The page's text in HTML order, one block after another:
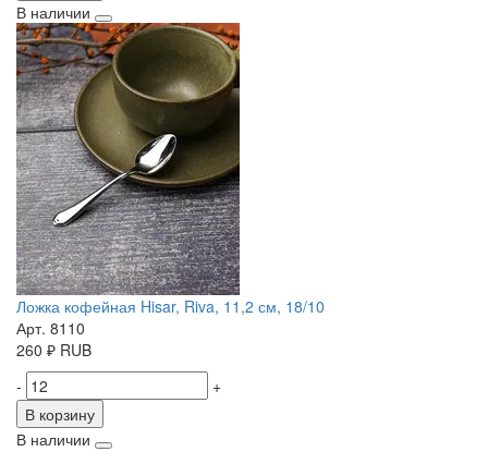
В наличии
Ложка кофейная Hisar, Riva, 11,2 см, 18/10
Арт. 8110
260 ₽ RUB
-
+
В корзину
В наличии